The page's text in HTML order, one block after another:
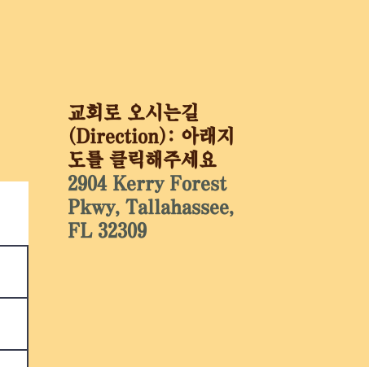
교회로 오시는길
(Direction): 아래지
도를 클릭해주세요
2904 Kerry Forest
Pkwy, Tallahassee,
FL 32309